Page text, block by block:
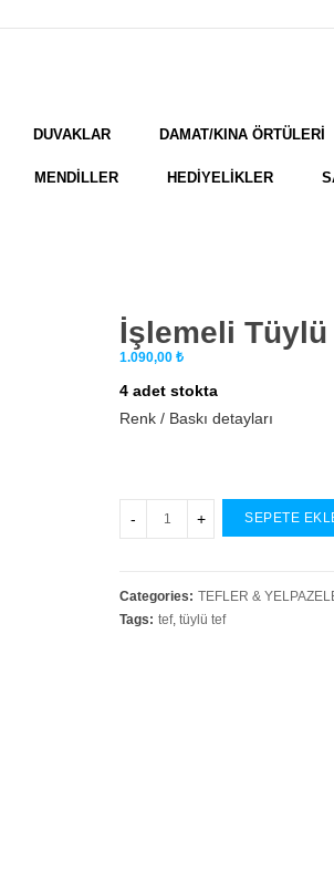
DUVAKLAR DAMAT/KINA ÖRTÜLERİ
MENDİLLER HEDİYELİKLER
İşlemeli Tüylü
1.090,00 ₺
4 adet stokta
Renk / Baskı detayları
SEPETE
Categories: TEFLER &
Tags: tef, tüylü tef